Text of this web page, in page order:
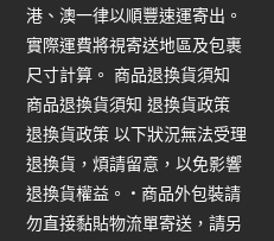
港、澳一律以順豐速運寄出。
實際運費將視寄送地區及包裹
尺寸計算。 商品退換貨須知
商品退換貨須知 退換貨政策
退換貨政策 以下狀況無法受理
退換貨，煩請留意，以免影響
退換貨權益。 • 商品外包裝請
勿直接黏貼物流單寄送，請另